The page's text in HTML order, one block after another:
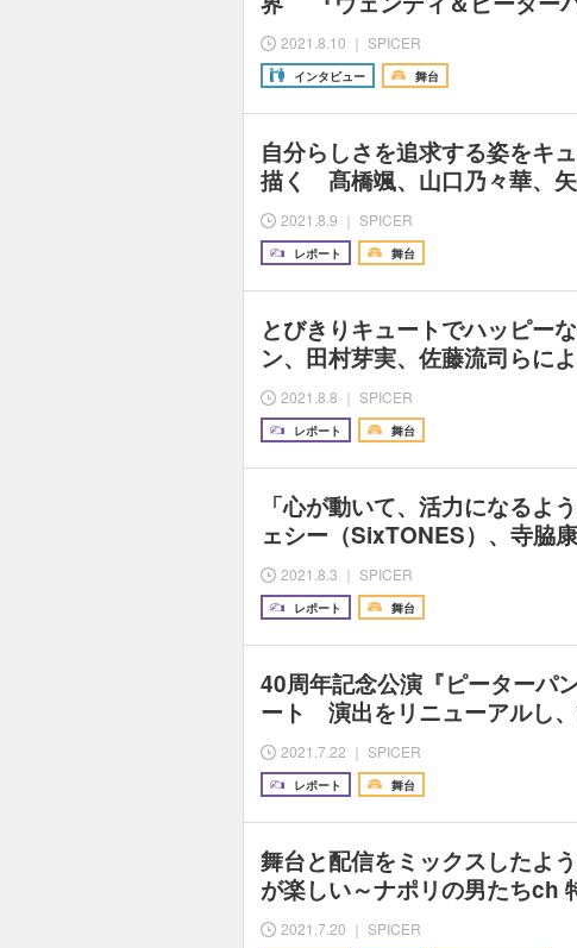
2021.8.10 ｜ SPICER
インタビュー 舞台
自分らしさを追求する姿をキ
描く 髙橋颯、山口乃々華、
2021.8.9 ｜ SPICER
レポート 舞台
とびきりキュートでハッピー
ン、田村芽実、佐藤流司らに
2021.8.8 ｜ SPICER
レポート 舞台
「心が動いて、活力になる
ェシー（SixTONES）、寺脇
2021.8.3 ｜ SPICER
レポート 舞台
40周年記念公演『ピーターパ
ート 演出をリニューアルし
2021.7.22 ｜ SPICER
レポート 舞台
舞台と配信をミックスしたよ
が楽しい～ナポリの男たちch
2021.7.20 ｜ SPICER